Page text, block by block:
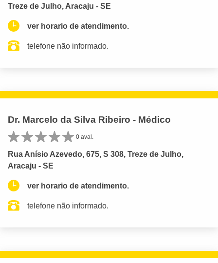
Treze de Julho, Aracaju - SE
ver horario de atendimento.
telefone não informado.
Dr. Marcelo da Silva Ribeiro - Médico
0 aval.
Rua Anísio Azevedo, 675, S 308, Treze de Julho,
Aracaju - SE
ver horario de atendimento.
telefone não informado.